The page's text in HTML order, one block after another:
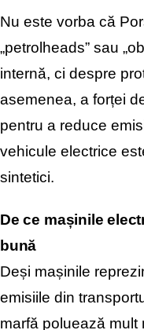
Nu este vorba că
„petrolheads” sau
internă, ci despre
asemenea, a forței
pentru a reduce
vehicule electrice
sintetici.
De ce mașinile
bună
Deși mașinile
emisiile din
marfă poluează mult